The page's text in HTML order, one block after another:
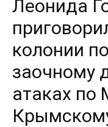
Леонида
колонии
заочному
атаках по